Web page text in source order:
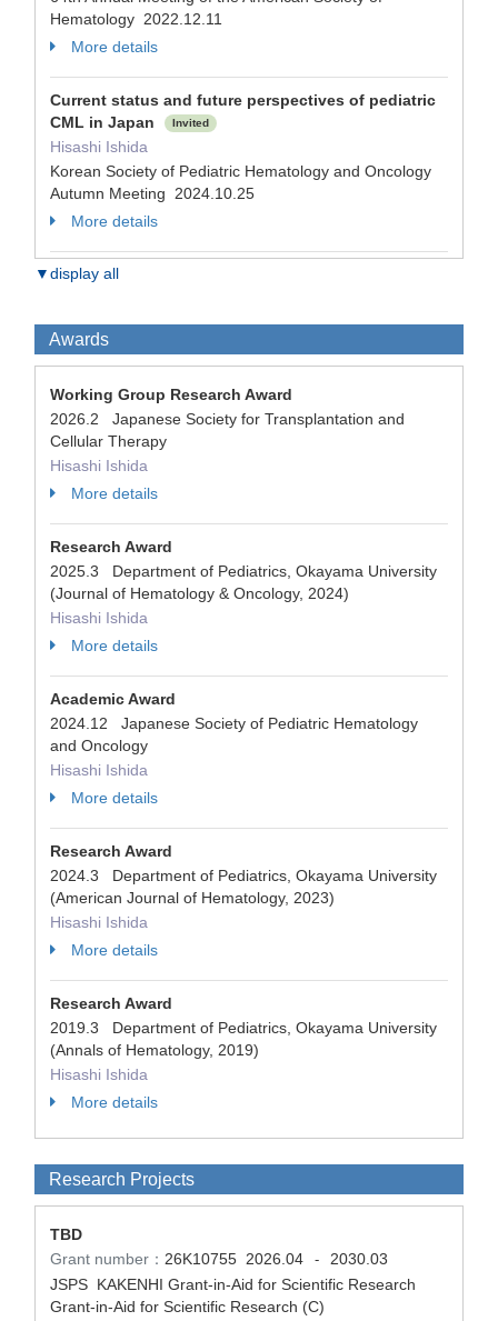
Hematology 2022.12.11
More details
Current status and future perspectives of pediatric
CML in Japan
Invited
Hisashi Ishida
Korean Society of Pediatric Hematology and Oncology
Autumn Meeting 2024.10.25
More details
▼display all
Awards
Working Group Research Award
2026.2 Japanese Society for Transplantation and
Cellular Therapy
Hisashi Ishida
More details
Research Award
2025.3 Department of Pediatrics, Okayama University
(Journal of Hematology & Oncology, 2024)
Hisashi Ishida
More details
Academic Award
2024.12 Japanese Society of Pediatric Hematology
and Oncology
Hisashi Ishida
More details
Research Award
2024.3 Department of Pediatrics, Okayama University
(American Journal of Hematology, 2023)
Hisashi Ishida
More details
Research Award
2019.3 Department of Pediatrics, Okayama University
(Annals of Hematology, 2019)
Hisashi Ishida
More details
Research Projects
TBD
Grant number： 26K10755 2026.04 -
2030.03
JSPS KAKENHI Grant-in-Aid for Scientific Research
Grant-in-Aid for Scientific Research (C)